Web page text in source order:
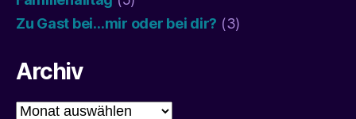
Zu Gast bei…mir oder bei dir? (3)
Archiv
Archiv